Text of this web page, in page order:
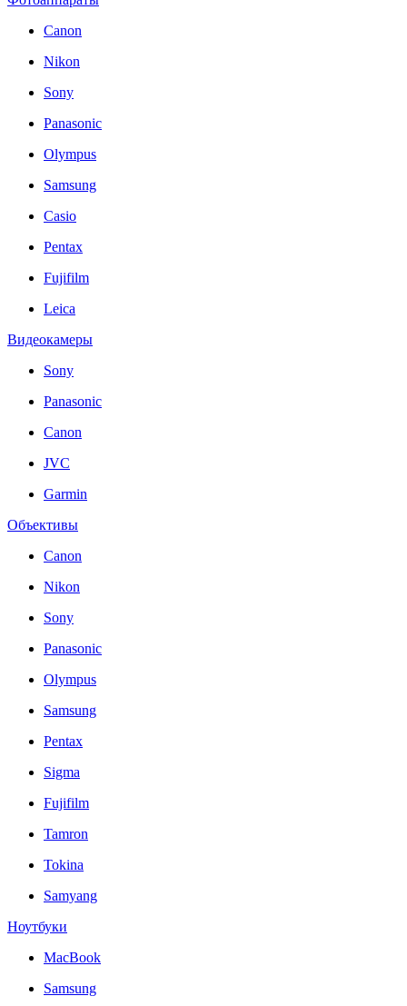
Canon
Nikon
Sony
Panasonic
Olympus
Samsung
Casio
Pentax
Fujifilm
Leica
Видеокамеры
Sony
Panasonic
Canon
JVC
Garmin
Объективы
Canon
Nikon
Sony
Panasonic
Olympus
Samsung
Pentax
Sigma
Fujifilm
Tamron
Tokina
Samyang
Ноутбуки
MacBook
Samsung